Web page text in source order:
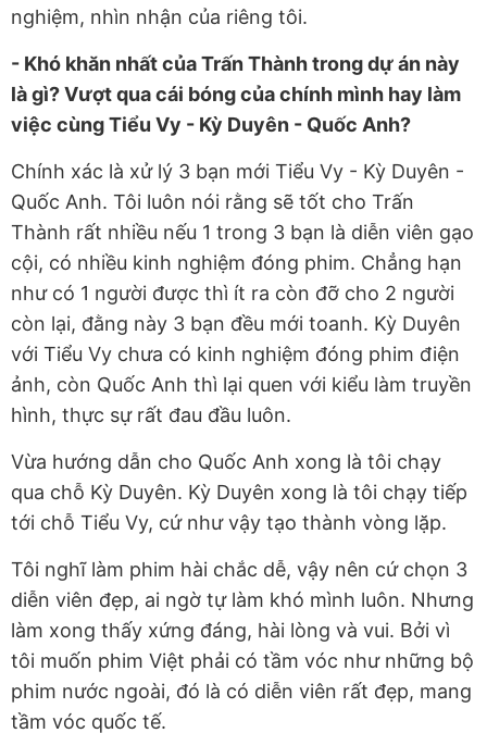
nghiệm, nhìn nhận của riêng tôi.
- Khó khăn nhất của Trấn Thành trong dự án này
là gì? Vượt qua cái bóng của chính mình hay làm
việc cùng Tiểu Vy - Kỳ Duyên - Quốc Anh?
Chính xác là xử lý 3 bạn mới Tiểu Vy - Kỳ Duyên -
Quốc Anh. Tôi luôn nói rằng sẽ tốt cho Trấn
Thành rất nhiều nếu 1 trong 3 bạn là diễn viên gạo
cội, có nhiều kinh nghiệm đóng phim. Chẳng hạn
như có 1 người được thì ít ra còn đỡ cho 2 người
còn lại, đằng này 3 bạn đều mới toanh. Kỳ Duyên
với Tiểu Vy chưa có kinh nghiệm đóng phim điện
ảnh, còn Quốc Anh thì lại quen với kiểu làm truyền
hình, thực sự rất đau đầu luôn.
Vừa hướng dẫn cho Quốc Anh xong là tôi chạy
qua chỗ Kỳ Duyên. Kỳ Duyên xong là tôi chạy tiếp
tới chỗ Tiểu Vy, cứ như vậy tạo thành vòng lặp.
Tôi nghĩ làm phim hài chắc dễ, vậy nên cứ chọn 3
diễn viên đẹp, ai ngờ tự làm khó mình luôn. Nhưng
làm xong thấy xứng đáng, hài lòng và vui. Bởi vì
tôi muốn phim Việt phải có tầm vóc như những bộ
phim nước ngoài, đó là có diễn viên rất đẹp, mang
tầm vóc quốc tế.